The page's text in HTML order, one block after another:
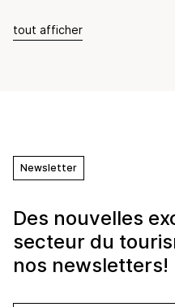
tout afficher
Newsletter
Des nouvelles
secteur du
nos newsletters!